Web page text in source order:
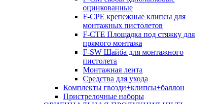
оцинкованные
F-CPE крепежные клипсы для
монтажных пистолетов
F-CTE Площадка под стяжку для
прямого монтажа
F-SW Шайба для монтажного
пистолета
Монтажная лента
Средства для ухода
Комплекты гвозди+клипсы+баллон
Пристрелочные наборы